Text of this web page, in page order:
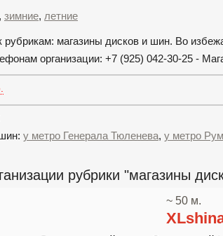
, зимние, летние
рубрикам: магазины дисков и шин. Во
организации: +7 (925) 042-30-25 -
у метро Генерала Тюленева, у метро
рубрики "магазины
~ 50 м.